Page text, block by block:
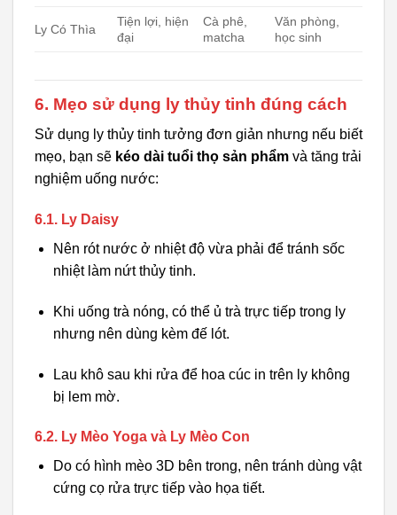
Ly Có Thìa
Tiện lợi, hiện
đại
Cà phê,
matcha
Văn phòng,
học sinh
6. Mẹo sử dụng ly thủy tinh đúng cách
Sử dụng ly thủy tinh tưởng đơn giản nhưng nếu biết
mẹo, bạn sẽ kéo dài tuổi thọ sản phẩm và tăng trải
nghiệm uống nước:
6.1. Ly Daisy
Nên rót nước ở nhiệt độ vừa phải để tránh sốc
nhiệt làm nứt thủy tinh.
Khi uống trà nóng, có thể ủ trà trực tiếp trong ly
nhưng nên dùng kèm đế lót.
Lau khô sau khi rửa để hoa cúc in trên ly không
bị lem mờ.
6.2. Ly Mèo Yoga và Ly Mèo Con
Do có hình mèo 3D bên trong, nên tránh dùng vật
cứng cọ rửa trực tiếp vào họa tiết.